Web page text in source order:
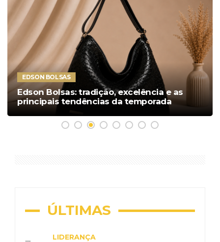
EDSON BOLSAS
Edson Bolsas: tradição, excelência e as
principais tendências da temporada
ÚLTIMAS
LIDERANÇA